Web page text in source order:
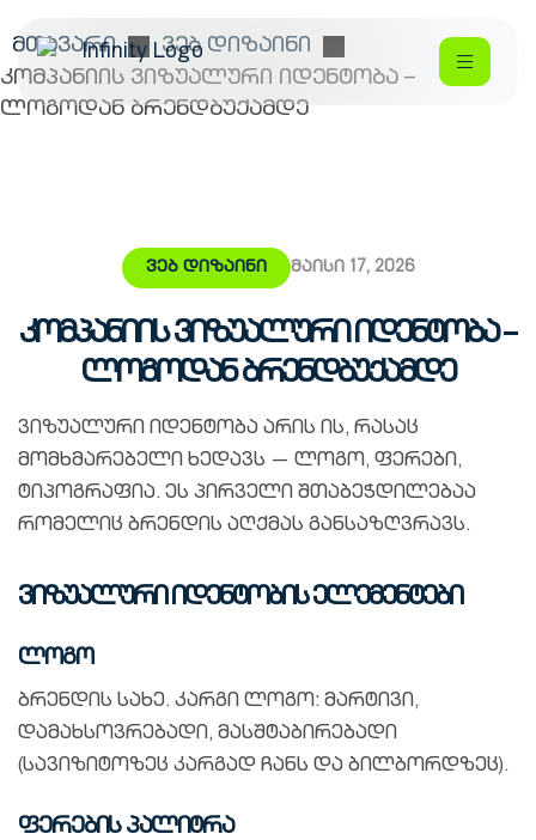
მთავარი
ვებ დიზაინი
კომპანიის ვიზუალური იდენტობა –
ლოგოდან ბრენდბუქამდე
ვებ დიზაინი მაისი 17, 2026
კომპანიის ვიზუალური იდენტობა –
ლოგოდან ბრენდბუქამდე
ვიზუალური იდენტობა არის ის, რასაც
მომხმარებელი ხედავს — ლოგო, ფერები,
ტიპოგრაფია. ეს პირველი შთაბეჭდილებაა
რომელიც ბრენდის აღქმას განსაზღვრავს.
ვიზუალური იდენტობის ელემენტები
ლოგო
ბრენდის სახე. კარგი ლოგო: მარტივი,
დამახსოვრებადი, მასშტაბირებადი
(სავიზიტოზეც კარგად ჩანს და ბილბორდზეც).
ფერების პალიტრა